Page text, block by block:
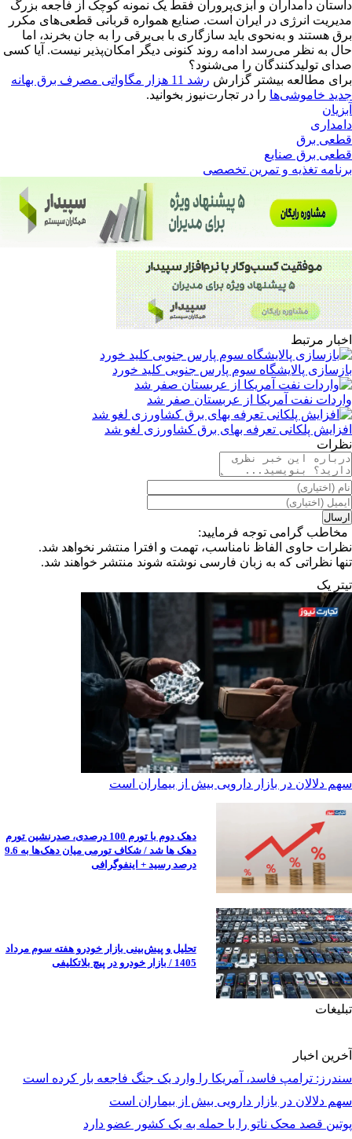
داستان دامداران و آبزی‌پروران فقط یک نمونه کوچک از فاجعه بزرگ
مدیریت انرژی در ایران است. صنایع همواره قربانی قطعی‌های مکرر
برق هستند و به‌نحوی باید سازگاری با بی‌برقی را به جان بخرند، اما
حال به‌ نظر می‌رسد ادامه روند کنونی دیگر امکان‌پذیر نیست. آیا کسی
صدای تولیدکنندگان را می‌شنود؟
برای مطالعه بیشتر گزارش
رشد 11 هزار مگاواتی مصرف برق بهانه
جدید خاموشی‌ها را در تجارت‌نیوز بخوانید.
آبزیان
دامداری
قطعی برق
قطعی برق صنایع
برنامه تغذیه و تمرین تخصصی
اخبار مرتبط
بازسازی پالایشگاه سوم پارس جنوبی کلید خورد
واردات نفت آمریکا از عربستان صفر شد
افزایش پلکانی تعرفه بهای برق کشاورزی لغو شد
نظرات
مخاطب گرامی توجه فرمایید:
نظرات حاوی الفاظ نامناسب، تهمت و افترا منتشر نخواهد شد.
تنها نظراتی که به زبان فارسی نوشته شوند منتشر خواهند شد.
تیترِ یک
سهم دلالان در بازار دارویی بیش از بیماران است
دهک دوم با تورم 100 درصدی، صدرنشین تورم
دهک ها شد / شکاف تورمی میان دهک‌ها به 9.6
درصد رسید + اینفوگرافی
تحلیل و پیش‌بینی بازار خودرو هفته سوم مرداد
1405 / بازار خودرو در پیچ بلاتکلیفی
تبلیغات
آخرین اخبار
سندرز: ترامپ فاسد، آمریکا را وارد یک جنگ فاجعه بار کرده است
سهم دلالان در بازار دارویی بیش از بیماران است
پوتین قصد محک ناتو را با حمله به یک کشور عضو دارد